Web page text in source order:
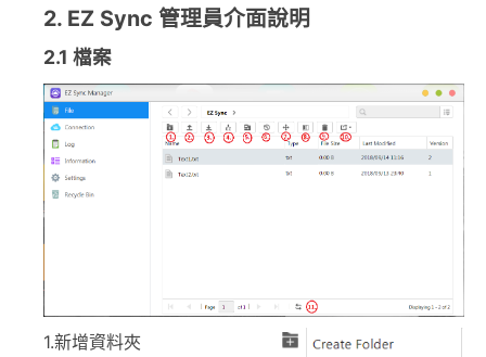
2. EZ Sync 管理員介面說明
2.1 檔案
1.新增資料夾